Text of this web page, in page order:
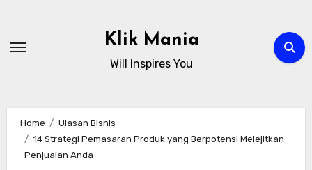
content
Klik Mania
Will Inspires You
Home
Ulasan Bisnis
14 Strategi Pemasaran Produk yang Berpotensi Melejitkan
Penjualan Anda